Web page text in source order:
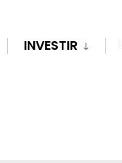
INVESTIR